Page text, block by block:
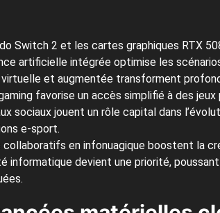
Switch 2 et les cartes graphiques RTX
artificielle intégrée optimise les
virtuelle et augmentée transforment
favorise un accès simplifié à des
sociaux jouent un rôle capital dans
e-sport.
collaboratifs en infonuagique boostent la
informatique devient une priorité,